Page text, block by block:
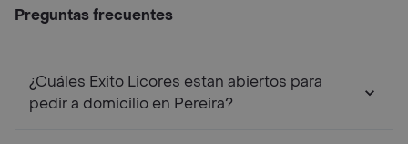
Preguntas frecuentes
¿Cuáles Exito Licores estan abiertos para
pedir a domicilio en Pereira?